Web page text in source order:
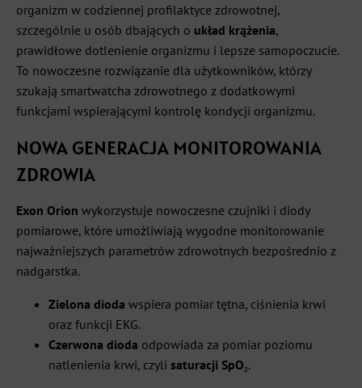
organizm w codziennej profilaktyce zdrowotnej,
szczególnie u osób dbających o układ krążenia,
prawidłowe dotlenienie organizmu i lepsze samopoczucie.
To nowoczesne rozwiązanie dla użytkowników, którzy
szukają smartwatcha zdrowotnego z dodatkowymi
funkcjami wspierającymi kontrolę kondycji organizmu.
NOWA GENERACJA MONITOROWANIA
ZDROWIA
Exon Orion wykorzystuje nowoczesne czujniki i diody
pomiarowe, które umożliwiają wygodne monitorowanie
najważniejszych parametrów zdrowotnych bezpośrednio z
nadgarstka.
Zielona dioda wspiera pomiar tętna, ciśnienia krwi
oraz funkcji EKG.
Czerwona dioda odpowiada za pomiar poziomu
natlenienia krwi, czyli saturacji SpO₂.